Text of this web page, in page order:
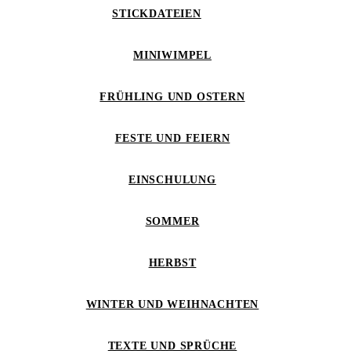
STICKDATEIEN
MINIWIMPEL
FRÜHLING UND OSTERN
FESTE UND FEIERN
EINSCHULUNG
SOMMER
HERBST
WINTER UND WEIHNACHTEN
TEXTE UND SPRÜCHE